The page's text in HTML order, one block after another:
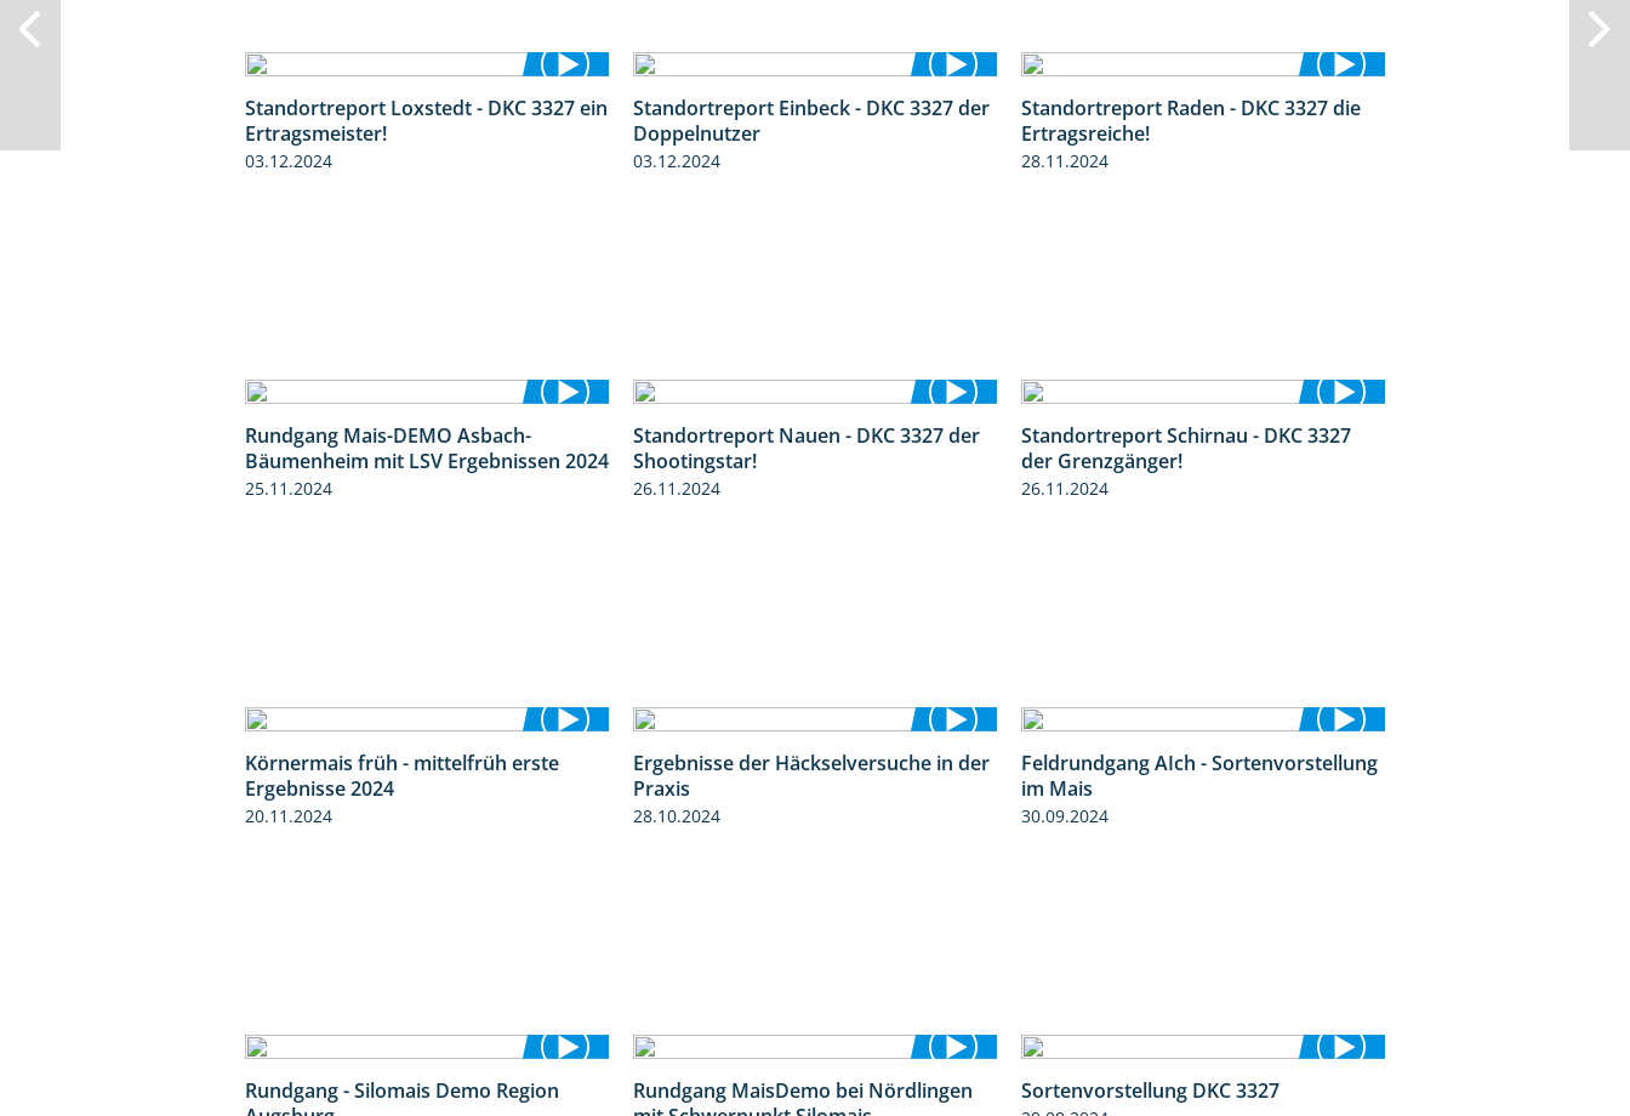
1:14
Standortreport Loxstedt - DKC 3327 ein
Ertragsmeister!
03.12.2024
1:29
Standortreport Einbeck - DKC 3327 der
Doppelnutzer
03.12.2024
2:50
Standortreport Raden - DKC 3327 die
Ertragsreiche!
28.11.2024
Rundgang Mais-DEMO Asbach-
Bäumenheim mit LSV Ergebnissen 2024
25.11.2024
2:35
Standortreport Nauen - DKC 3327 der
Shootingstar!
26.11.2024
4:19
Standortreport Schirnau - DKC 3327
der Grenzgänger!
26.11.2024
4:29
Körnermais früh - mittelfrüh erste
Ergebnisse 2024
20.11.2024
5:16
Ergebnisse der Häckselversuche in der
Praxis
28.10.2024
11:24
Feldrundgang AIch - Sortenvorstellung
im Mais
30.09.2024
5:54
Rundgang - Silomais Demo Region
10:51
Rundgang MaisDemo bei Nördlingen
Sortenvorstellung DKC 3327